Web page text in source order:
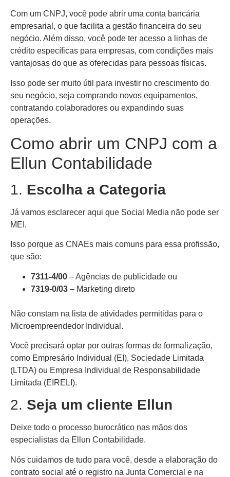
Com um CNPJ, você pode abrir uma conta bancária
empresarial, o que facilita a gestão financeira do seu
negócio. Além disso, você pode ter acesso a linhas de
crédito específicas para empresas, com condições mais
vantajosas do que as oferecidas para pessoas físicas.
Isso pode ser muito útil para investir no crescimento do
seu negócio, seja comprando novos equipamentos,
contratando colaboradores ou expandindo suas
operações.
Como abrir um CNPJ com a
Ellun Contabilidade
1. Escolha a Categoria
Já vamos esclarecer aqui que Social Media não pode ser
MEI.
Isso porque as CNAEs mais comuns para essa profissão,
que são:
7311-4/00 – Agências de publicidade ou
7319-0/03 – Marketing direto
Não constam na lista de atividades permitidas para o
Microempreendedor Individual.
Você precisará optar por outras formas de formalização,
como Empresário Individual (EI), Sociedade Limitada
(LTDA) ou Empresa Individual de Responsabilidade
Limitada (EIRELI).
2. Seja um cliente Ellun
Deixe todo o processo burocrático nas mãos dos
especialistas da Ellun Contabilidade.
Nós cuidamos de tudo para você, desde a elaboração do
contrato social até o registro na Junta Comercial e na